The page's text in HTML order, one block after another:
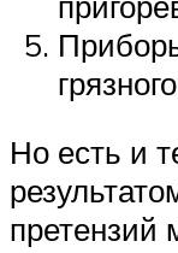
Но есть и
претензий